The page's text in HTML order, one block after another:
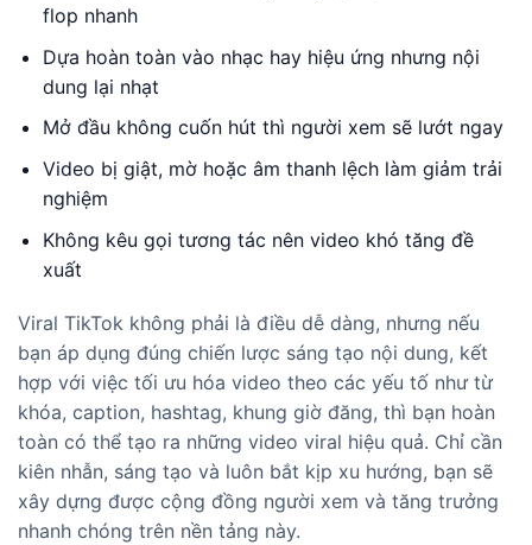
flop nhanh
Dựa hoàn toàn vào nhạc hay hiệu ứng nhưng nội
dung lại nhạt
Mở đầu không cuốn hút thì người xem sẽ lướt ngay
Video bị giật, mờ hoặc âm thanh lệch làm giảm trải
nghiệm
Không kêu gọi tương tác nên video khó tăng đề
xuất
Viral TikTok không phải là điều dễ dàng, nhưng nếu
bạn áp dụng đúng chiến lược sáng tạo nội dung, kết
hợp với việc tối ưu hóa video theo các yếu tố như từ
khóa, caption, hashtag, khung giờ đăng, thì bạn hoàn
toàn có thể tạo ra những video viral hiệu quả. Chỉ cần
kiên nhẫn, sáng tạo và luôn bắt kịp xu hướng, bạn sẽ
xây dựng được cộng đồng người xem và tăng trưởng
nhanh chóng trên nền tảng này.